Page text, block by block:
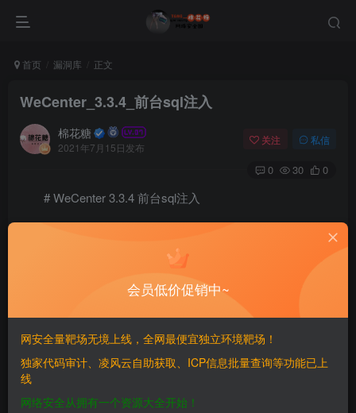
首页 漏洞库 正文
WeCenter_3.3.4_前台sql注入
棉花糖
2021年7月15日发布
关注 私信
0 30 0
# WeCenter 3.3.4 前台sql注入
二、漏洞影响
————
WeCenter 3.3.4
会员低价促销中~
网安全量靶场无境上线，全网最便宜独立环境靶场！
独家代码审计、凌风云自助获取、ICP信息批量查询等功能已上
线
网络安全从拥有一个资源大全开始！